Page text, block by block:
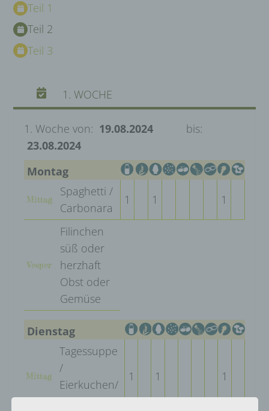
Teil 1
Teil 2
Teil 3
1. WOCHE
1. Woche von: 19.08.2024
bis:
23.08.2024
Montag
Mittag
Spaghetti /
Carbonara
1 1 1
Vesper
Filinchen
süß oder
herzhaft
Obst oder
Gemüse
Dienstag
Mittag
Tagessuppe
/
Eierkuchen/
Obst
1 1 1